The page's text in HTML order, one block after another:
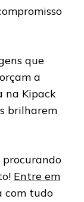
que
a
na Kipack
brilharem
Entre em
com tudo